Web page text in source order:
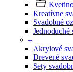
Kreatívne
Svadobné
Jednoduché
–
Akrylové
Drevené
Sety